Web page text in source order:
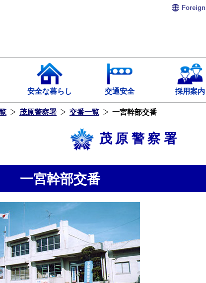
Foreign
安全な暮らし 交通安全 採用案内
茂原警察署 交番一覧 一宮幹部交番
茂原警察署
一宮幹部交番